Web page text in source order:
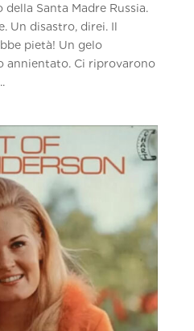
Santa Madre Russia.
Un disastro, direi. Il
pietà! Un gelo
annientato. Ci riprovarono